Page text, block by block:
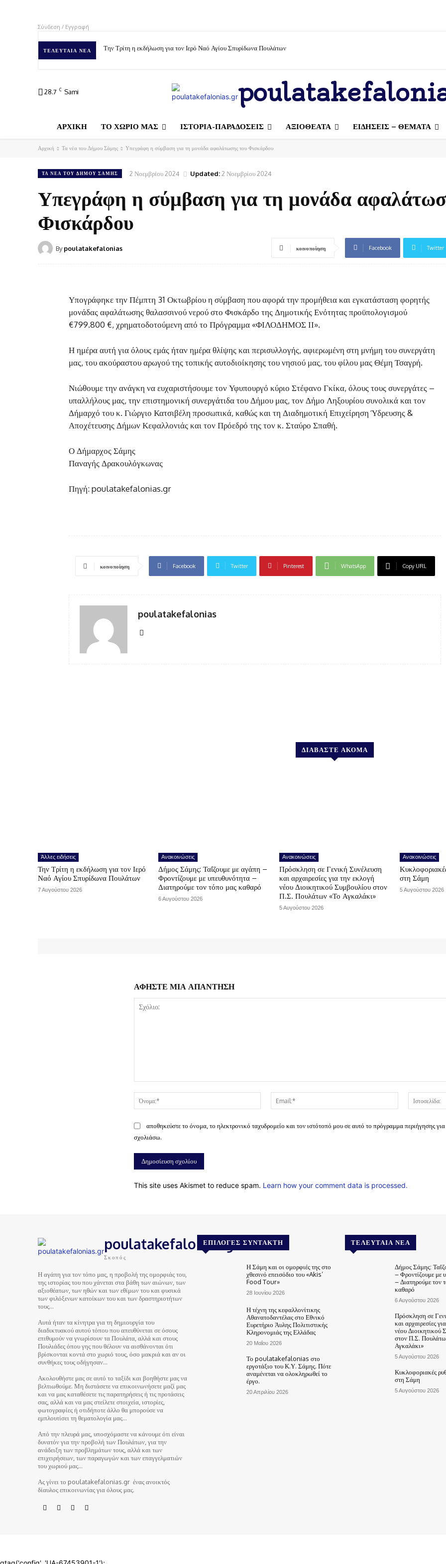
Σύνδεση / Εγγραφή
ΤΕΛΕΥΤΑΊΑ ΝΈΑ Την Τρίτη η εκδήλωση για τον Ιερό Ναό Αγίου Σπυρίδωνα Πουλάτων
28.7 C Sami
ΑΡΧΙΚΗ ΤΟ ΧΩΡΙΟ ΜΑΣ ΙΣΤΟΡΙΑ-ΠΑΡΑΔΟΣΕΙΣ ΑΞΙΟΘΕΑΤΑ ΕΙΔΗΣΕΙΣ – ΘΕΜΑΤΑ
Αρχική Τα νέα του Δήμου Σάμης Υπεγράφη η σύμβαση για τη μονάδα αφαλάτωσης του Φισκάρδου
ΤΑ ΝΈΑ ΤΟΥ ΔΉΜΟΥ ΣΆΜΗΣ 2 Νοεμβρίου 2024 Updated:2 Νοεμβρίου 2024
Υπεγράφη η σύμβαση για τη μονάδα
Φισκάρδου
By poulatakefalonias κοινοποίηση Facebook Twitter
Υπογράφηκε την Πέμπτη 31 Οκτωβρίου η σύμβαση που αφορά την προμήθεια και εγκατάσταση φορητής
μονάδας αφαλάτωσης θαλασσινού νερού στο Φισκάρδο της Δημοτικής Ενότητας προϋπολογισμού
€799.800 €, χρηματοδοτούμενη από το Πρόγραμμα «ΦΙΛΟΔΗΜΟΣ ΙΙ».
Η ημέρα αυτή για όλους εμάς ήταν ημέρα θλίψης και περισυλλογής, αφιερωμένη στη μνήμη του συνεργάτη
μας, του ακούραστου αρωγού της τοπικής αυτοδιοίκησης του νησιού μας, του φίλου μας Θέμη Τσαγρή.
Νιώθουμε την ανάγκη να ευχαριστήσουμε τον Υφυπουργό κύριο Στέφανο Γκίκα, όλους τους συνεργάτες –
υπαλλήλους μας, την επιστημονική συνεργάτιδα του Δήμου μας, τον Δήμο Ληξουρίου συνολικά και τον
Δήμαρχό του κ. Γιώργιο Κατσιβέλη προσωπικά, καθώς και τη Διαδημοτική Επιχείρηση Ύδρευσης &
Αποχέτευσης Δήμων Κεφαλλονιάς και τον Πρόεδρό της τον κ. Σταύρο Σπαθή.
Ο Δήμαρχος Σάμης
Παναγής Δρακουλόγκωνας
Πηγή: poulatakefalonias.gr
κοινοποίηση Facebook Twitter Pinterest WhatsApp Copy URL
poulatakefalonias
ΔΙΑΒΑΣΤΕ ΑΚΟΜΑ
Άλλες ειδήσεις
Την Τρίτη η εκδήλωση για τον Ιερό
Ναό Αγίου Σπυρίδωνα Πουλάτων
7 Αυγούστου 2026
Ανακοινώσεις
Δήμος Σάμης: Ταΐζουμε με αγάπη –
Φροντίζουμε με υπευθυνότητα –
Διατηρούμε τον τόπο μας καθαρό
6 Αυγούστου 2026
Ανακοινώσεις
Πρόσκληση σε Γενική Συνέλευση
και αρχαιρεσίες για την εκλογή
νέου Διοικητικού Συμβουλίου στον
Π.Σ. Πουλάτων «Το Αγκαλάκι»
5 Αυγούστου 2026
Ανακοινώσεις
στη Σάμη
5 Αυγούστου 2026
ΑΦΗΣΤΕ ΜΙΑ ΑΠΑΝΤΗΣΗ
Όνομα:*
Email:*
αποθηκεύστε το όνομα, το ηλεκτρονικό ταχυδρομείο και τον ιστότοπό μου σε αυτό το πρόγραμμα περιήγησης
σχολιάσω.
This site uses Akismet to reduce spam. Learn how your comment data is processed.
poulatakefalonias.gr
Σκοπός
Η αγάπη για τον τόπο μας, η προβολή της ομορφιάς του,
της ιστορίας του που χάνεται στα βάθη των αιώνων, των
αξιοθέατων, των ηθών και των εθίμων του και φυσικά
των φιλόξενων κατοίκων του και των δραστηριοτήτων
τους…
Αυτά ήταν τα κίνητρα για τη δημιουργία του
διαδικτυακού αυτού τόπου που απευθύνεται σε όσους
επιθυμούν να γνωρίσουν τα Πουλάτα, αλλά και στους
Πουλιάδες όπου γης που θέλουν να αισθάνονται ότι
βρίσκονται κοντά στο χωριό τους, όσο μακριά και αν οι
συνθήκες τους οδήγησαν…
Ακολουθήστε μας σε αυτό το ταξίδι και βοηθήστε μας να
βελτιωθούμε. Μη διστάσετε να επικοινωνήσετε μαζί μας
και να μας καταθέσετε τις παρατηρήσεις ή τις προτάσεις
σας, αλλά και να μας στείλετε στοιχεία, ιστορίες,
φωτογραφίες ή οτιδήποτε άλλο θα μπορούσε να
εμπλουτίσει τη θεματολογία μας…
Από την πλευρά μας, υποσχόμαστε να κάνουμε ότι είναι
δυνατόν για την προβολή των Πουλάτων, για την
ανάδειξη των προβλημάτων τους, αλλά και των
επιχειρήσεων, των παραγωγών και των επαγγελματιών
του χωριού μας…
Ας γίνει το poulatakefalonias.gr ένας ανοικτός
δίαυλος επικοινωνίας για όλους μας.
ΕΠΙΛΟΓΈΣ ΣΥΝΤΆΚΤΗ
Η Σάμη και οι ομορφιές της στο
χθεσινό επεισόδιο του «Akis’
Food Tour»
28 Ιουνίου 2026
Η τέχνη της κεφαλλονίτικης
Αθανατοδαντέλας στο Εθνικό
Ευρετήριο Άυλης Πολιτιστικής
Κληρονομιάς της Ελλάδας
20 Μαΐου 2026
Το poulatakefalonias στο
εργοτάξιο του Κ.Υ. Σάμης. Πότε
αναμένεται να ολοκληρωθεί το
έργο.
20 Απριλίου 2026
ΤΕΛΕΥΤΑΊΑ ΝΈΑ
Δήμος Σάμης:
– Φροντίζουμε με
– Διατηρούμε τον
καθαρό
6 Αυγούστου 2026
Πρόσκληση σε
και αρχαιρεσίες
νέου Διοικητικού
στον Π.Σ.
Αγκαλάκι»
5 Αυγούστου 2026
Κυκλοφοριακές
στη Σάμη
5 Αυγούστου 2026